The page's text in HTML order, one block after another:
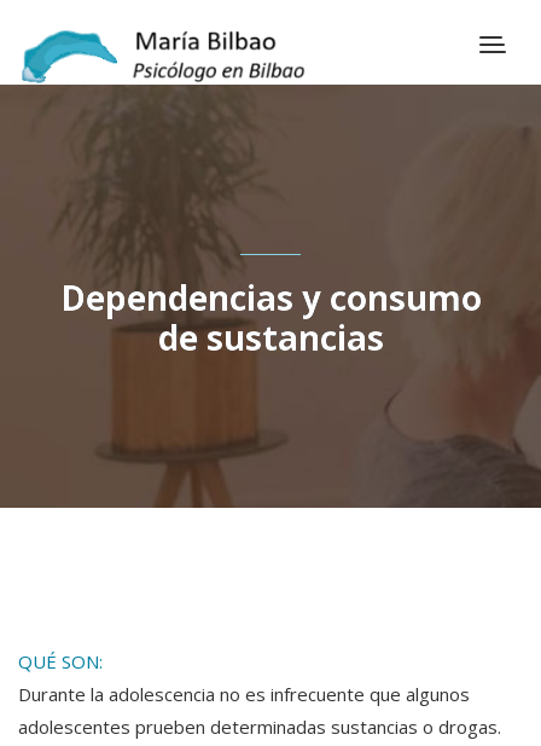
Dependencias y consumo
de sustancias
QUÉ SON:
Durante la adolescencia no es infrecuente que algunos
adolescentes prueben determinadas sustancias o drogas.